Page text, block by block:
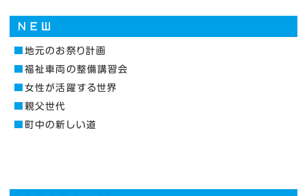
地元のお祭り計画
福祉車両の整備講習会
女性が活躍する世界
親父世代
町中の新しい道